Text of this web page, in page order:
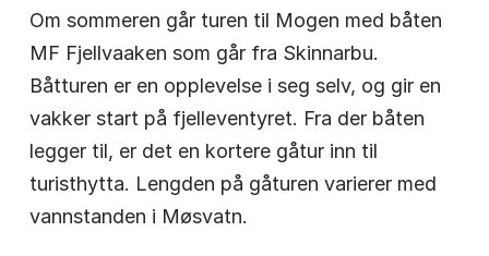
Om sommeren går turen til Mogen med båten
MF Fjellvaaken som går fra Skinnarbu.
Båtturen er en opplevelse i seg selv, og gir en
vakker start på fjelleventyret. Fra der båten
legger til, er det en kortere gåtur inn til
turisthytta. Lengden på gåturen varierer med
vannstanden i Møsvatn.